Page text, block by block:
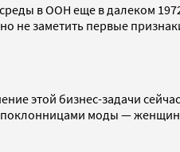
в ООН еще в далеком
не заметить первые
этой бизнес-задачи
поклонницами моды —